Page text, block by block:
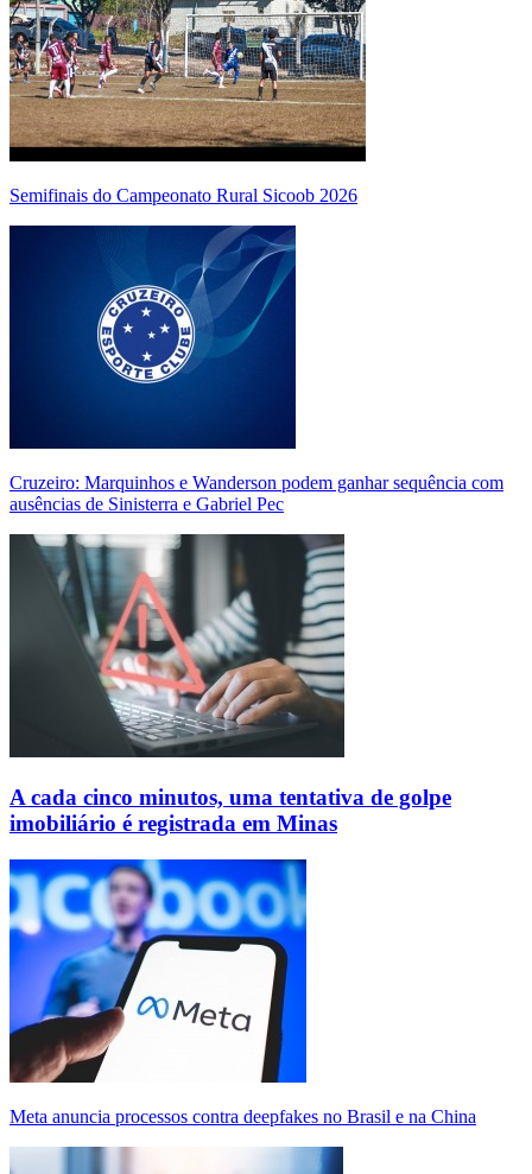
Semifinais do Campeonato Rural Sicoob 2026
Cruzeiro: Marquinhos e Wanderson podem ganhar sequência com
ausências de Sinisterra e Gabriel Pec
A cada cinco minutos, uma tentativa de golpe
imobiliário é registrada em Minas
Meta anuncia processos contra deepfakes no Brasil e na China